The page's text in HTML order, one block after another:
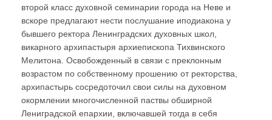
второй класс духовной семинарии города на Неве и
вскоре предлагают нести послушание иподиакона у
бывшего ректора Ленинградских духовных школ,
викарного архипастыря архиепископа Тихвинского
Мелитона. Освобожденный в связи с преклонным
возрастом по собственному прошению от ректорства,
архипастырь сосредоточил свои силы на духовном
окормлении многочисленной паствы обширной
Лениградской епархии, включавшей тогда в себя